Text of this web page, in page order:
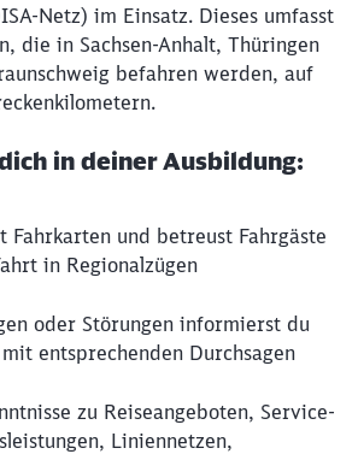
Netz) im Einsatz. Dieses umfasst
die in Sachsen-Anhalt, Thüringen
befahren werden, auf
in deiner Ausbildung:
Fahrkarten und betreust Fahrgäste
in Regionalzügen
oder Störungen informierst du
entsprechenden Durchsagen
zu Reiseangeboten, Service-
Liniennetzen,